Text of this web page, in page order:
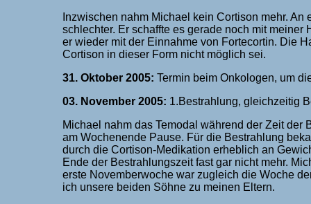
Inzwischen nahm Michael kein Cortison mehr.
schlechter. Er schaffte es gerade noch mit
er wieder mit der Einnahme von Fortecortin. Die
Cortison in dieser Form nicht möglich sei.
31. Oktober 2005: Termin beim Onkologen, um
03. November 2005: 1.Bestrahlung, gleichzeitig
Michael nahm das Temodal während der Zeit
am Wochenende Pause. Für die Bestrahlung
durch die Cortison-Medikation erheblich an
Ende der Bestrahlungszeit fast gar nicht mehr.
erste Novemberwoche war zugleich die Woche
ich unsere beiden Söhne zu meinen Eltern.